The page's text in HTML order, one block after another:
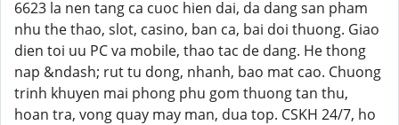
6623 la nen tang ca cuoc hien dai, da dang san pham
nhu the thao, slot, casino, ban ca, bai doi thuong. Giao
dien toi uu PC va mobile, thao tac de dang. He thong
nap &ndash; rut tu dong, nhanh, bao mat cao. Chuong
trinh khuyen mai phong phu gom thuong tan thu,
hoan tra, vong quay may man, dua top. CSKH 24/7, ho